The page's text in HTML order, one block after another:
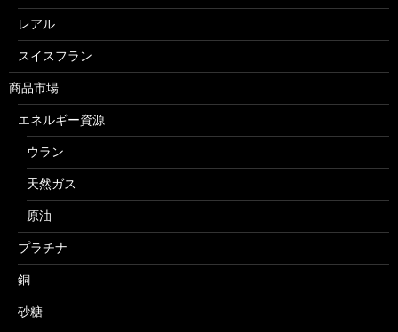
レアル
スイスフラン
商品市場
エネルギー資源
ウラン
天然ガス
原油
プラチナ
銅
砂糖